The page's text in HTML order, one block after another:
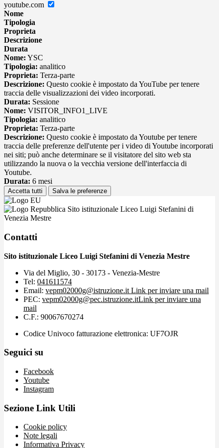
youtube.com
Nome
Tipologia
Proprieta
Descrizione
Durata
Nome: YSC
Tipologia: analitico
Proprieta: Terza-parte
Descrizione: Questo cookie è impostato da YouTube per tenere
traccia delle visualizzazioni dei video incorporati.
Durata: Sessione
Nome: VISITOR_INFO1_LIVE
Tipologia: analitico
Proprieta: Terza-parte
Descrizione: Questo cookie è impostato da Youtube per tenere
traccia delle preferenze dell'utente per i video di Youtube incorporati
nei siti; può anche determinare se il visitatore del sito web sta
utilizzando la nuova o la vecchia versione dell'interfaccia di
Youtube.
Durata: 6 mesi
Accetta tutti Salva le preferenze
Sito istituzionale Liceo Luigi Stefanini di
Venezia Mestre
Contatti
Sito istituzionale Liceo Luigi Stefanini di Venezia Mestre
Via del Miglio, 30 - 30173 - Venezia-Mestre
Tel: 041611574
Email: vepm02000g@istruzione.it Link per inviare una mail
PEC: vepm02000g@pec.istruzione.itLink per inviare una
mail
C.F.: 90067670274
Codice Univoco fatturazione elettronica: UF7OJR
Seguici su
Facebook
Youtube
Instagram
Sezione Link Utili
Cookie policy
Note legali
Informativa Privacy